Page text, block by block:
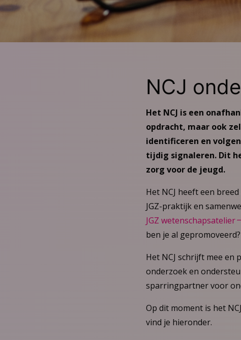
NCJ
Het NCJ is een
opdracht, maar ook
identificeren en
tijdig signaleren. Dit
zorg voor de jeugd.
Het NCJ heeft een
JGZ-praktijk en
JGZ wetenschapsatelier
ben je al
Het NCJ schrijft mee
onderzoek en
sparringpartner voor
Op dit moment is het
vind je hieronder.